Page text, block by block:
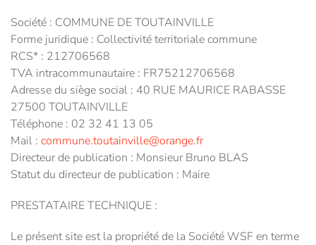
Société : COMMUNE DE TOUTAINVILLE
Forme juridique : Collectivité territoriale commune
RCS* : 212706568
TVA intracommunautaire : FR75212706568
Adresse du siège social : 40 RUE MAURICE RABASSE
27500 TOUTAINVILLE
Téléphone : 02 32 41 13 05
Mail : commune.toutainville@orange.fr
Directeur de publication : Monsieur Bruno BLAS
Statut du directeur de publication : Maire
PRESTATAIRE TECHNIQUE :
Le présent site est la propriété de la Société WSF en terme